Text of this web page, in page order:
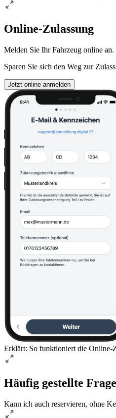
Online-Zulassung
Melden Sie Ihr Fahrzeug online an.
Sparen Sie sich den Weg zur
Jetzt online anmelden
Erklärt: So funktioniert die Online-
Häufig gestellte
Kann ich auch reservieren, ohne